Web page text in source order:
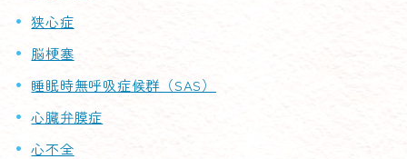
狭心症
脳梗塞
睡眠時無呼吸症候群（SAS）
心臓弁膜症
心不全